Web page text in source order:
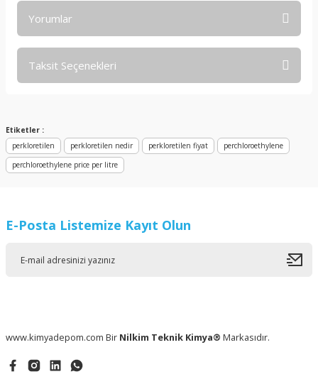
Yorumlar
Taksit Seçenekleri
Etiketler :
perkloretilen
perkloretilen nedir perkloretilen fiyat
perchloroethylene
perchloroethylene price per litre
E-Posta Listemize Kayıt Olun
www.kimyadepom.com Bir Nilkim Teknik Kimya® Markasıdır.